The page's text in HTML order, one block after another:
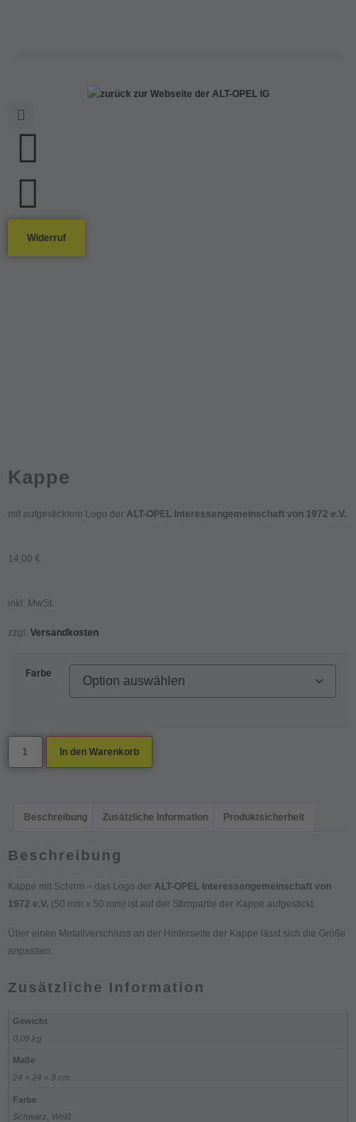
Widerruf
Kappe
mit aufgesticktem Logo der ALT-OPEL Interessengemeinschaft von 1972 e.V.
14,00 €
inkl. MwSt.
zzgl. Versandkosten
Farbe
In den Warenkorb
Beschreibung Zusätzliche Information Produktsicherheit
Beschreibung
Kappe mit Schirm – das Logo der ALT-OPEL Interessengemeinschaft von
1972 e.V. (50 mm x 50 mm) ist auf der Stirnpartie der Kappe aufgestickt.
Über einen Metallverschluss an der Hinterseite der Kappe lässt sich die Größe
anpassen.
Zusätzliche Information
Gewicht
0,09 kg
Maße
24 × 24 × 9 cm
Farbe
Schwarz, Weiß